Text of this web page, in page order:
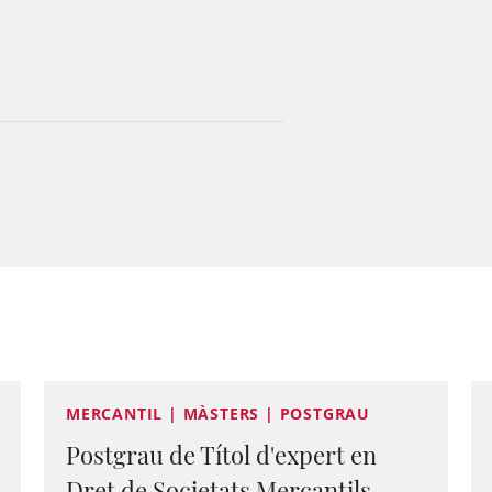
MERCANTIL | MÀSTERS | POSTGRAU
Postgrau de Títol d'expert en